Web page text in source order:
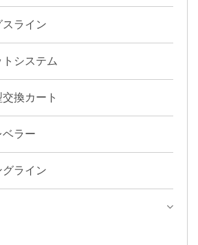
スライン
システム
換カート
ベラー
ライン